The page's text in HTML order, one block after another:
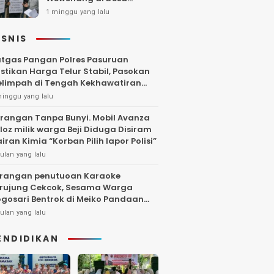
Gambiran, Isu Narkoba
1 minggu yang lalu
Pangan Polres Pasuruan
Harga Telur Stabil, Pasokan
di Tengah Kekhawatiran
yang lalu
Tanpa Bunyi. Mobil Avanza
milik warga Beji Diduga Disiram
Kimia “Korban Pilih lapor Polisi”
yang lalu
penutuoan Karaoke
Cekcok, Sesama Warga
Bentrok di Meiko Pandaan
Larut Malam
yang lalu